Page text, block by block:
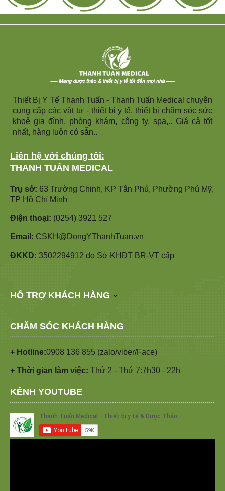
Thiết Bị Y Tế Thanh Tuấn - Thanh Tuấn Medical chuyên
cung cấp các vật tư - thiết bị y tế, thiết bị chăm sóc sức
khoẻ gia đình, phòng khám, công ty, spa,.. Giá cả tốt
nhất, hàng luôn có sẵn..
Liên hệ với chúng tôi:
THANH TUẤN MEDICAL
Trụ sở: 63 Trường Chinh, KP Tân Phú, Phường Phú Mỹ,
TP Hồ Chí Minh
Điện thoại: (0254) 3921 527
Email: CSKH@DongYThanhTuan.vn
ĐKKD: 3502294912 do Sở KHĐT BR-VT cấp
HỖ TRỢ KHÁCH HÀNG
CHĂM SÓC KHÁCH HÀNG
+ Hotline:0908 136 855 (zalo/viber/Face)
+ Thời gian làm việc: Thứ 2 - Thứ 7:7h30 - 22h
KÊNH YOUTUBE